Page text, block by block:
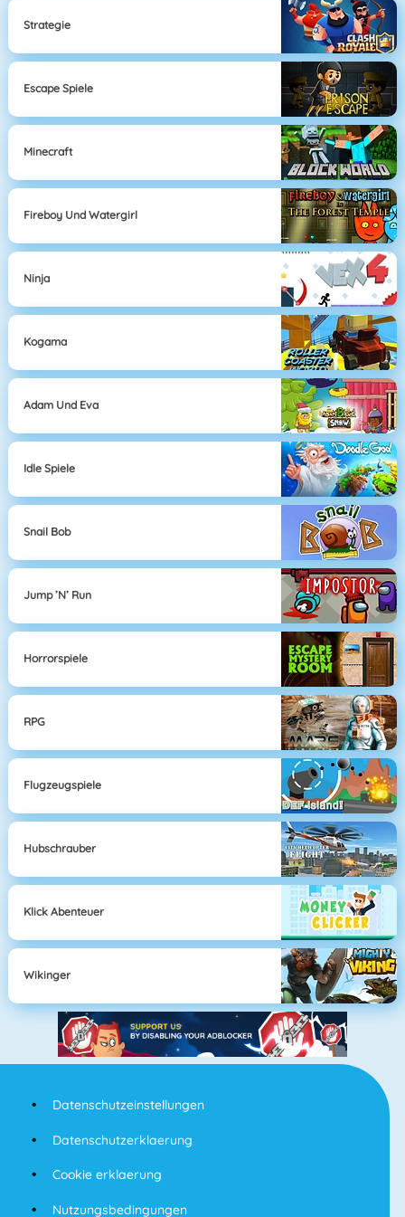
Strategie
Escape Spiele
Minecraft
Fireboy Und Watergirl
Ninja
Kogama
Adam Und Eva
Idle Spiele
Snail Bob
Jump ’n’ Run
Horrorspiele
RPG
Flugzeugspiele
Hubschrauber
Klick Abenteuer
Wikinger
Datenschutzeinstellungen
Datenschutzerklaerung
Cookie erklaerung
Nutzungsbedingungen